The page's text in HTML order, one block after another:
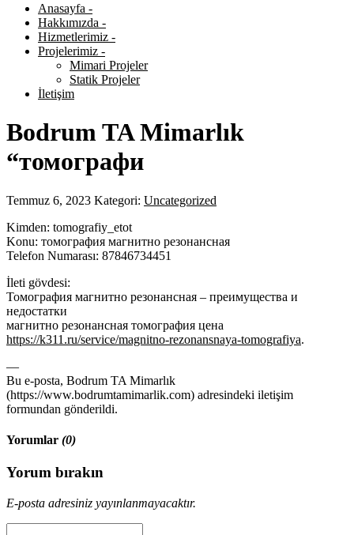
Anasayfa -
Hakkımızda -
Hizmetlerimiz -
Projelerimiz -
Mimari Projeler
Statik Projeler
İletişim
Bodrum TA Mimarlık
“томографи
Temmuz 6, 2023 Kategori: Uncategorized
Kimden: tomografiy_etot
Konu: томография магнитно резонансная
Telefon Numarası: 87846734451
İleti gövdesi:
Томография магнитно резонансная – преимущества и
недостатки
магнитно резонансная томография цена
https://k311.ru/service/magnitno-rezonansnaya-tomografiya.
—
Bu e-posta, Bodrum TA Mimarlık
(https://www.bodrumtamimarlik.com) adresindeki iletişim
formundan gönderildi.
Yorumlar (0)
Yorum bırakın
E-posta adresiniz yayınlanmayacaktır.